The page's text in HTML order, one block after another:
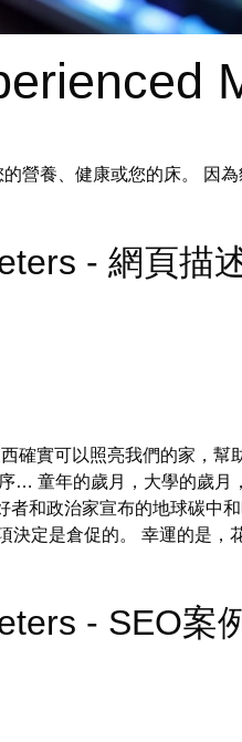
營養、健康或您的床。 因
- 網頁描
確實可以照亮我們的家，幫
… 童年的歲月，大學的歲月
和政治家宣布的地球碳中
定是倉促的。 幸運的是，
- SEO案